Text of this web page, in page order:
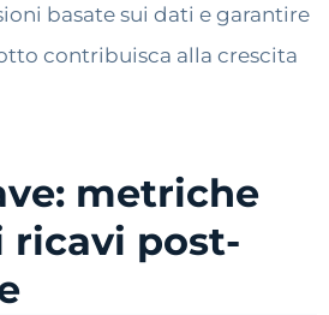
basate sui dati e garantire
contribuisca alla crescita
metriche
ricavi post-